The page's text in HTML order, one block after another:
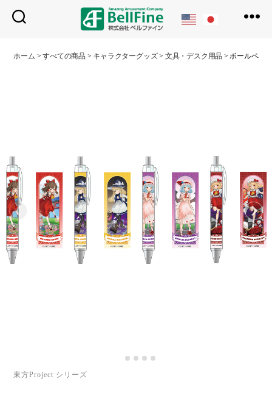
フ
ホーム >すべての商品 > キャラクターグッズ> 文具・デスク用品 >ボールペン
東方Project シリーズ